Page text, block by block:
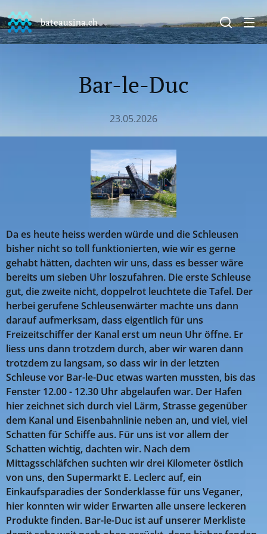
bateausina.ch
Bar-le-Duc
23.05.2026
Da es heute heiss werden würde und die Schleusen
bisher nicht so toll funktionierten, wie wir es gerne
gehabt hätten, dachten wir uns, dass es besser wäre
bereits um sieben Uhr loszufahren. Die erste Schleuse
gut, die zweite nicht, doppelrot leuchtete die Tafel. Der
herbei gerufene Schleusenwärter machte uns dann
darauf aufmerksam, dass eigentlich für uns
Freizeitschiffer der Kanal erst um neun Uhr öffne. Er
liess uns dann trotzdem durch, aber wir waren dann
trotzdem zu langsam, so dass wir in der letzten
Schleuse vor Bar-le-Duc etwas warten mussten, bis das
Fenster 12.00 - 12.30 Uhr abgelaufen war. Der Hafen
hier zeichnet sich durch viel Lärm, Strasse gegenüber
dem Kanal und Eisenbahnlinie neben an, und viel, viel
Schatten für Schiffe aus. Für uns ist vor allem der
Schatten wichtig, dachten wir. Nach dem
Mittagsschläfchen suchten wir drei Kilometer östlich
von uns, den Supermarkt E. Leclerc auf, ein
Einkaufsparadies der Sonderklasse für uns Veganer,
hier konnten wir wider Erwarten alle unsere leckeren
Produkte finden. Bar-le-Duc ist auf unserer Merkliste